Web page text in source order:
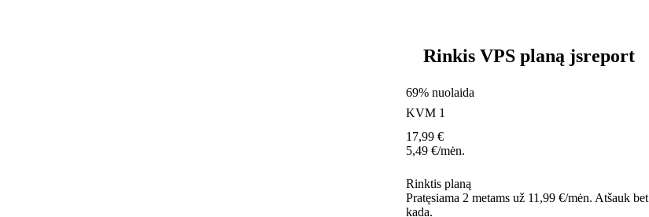
Rinkis VPS planą jsreport
69% nuolaida
KVM 1
17,99 €
5,49 €/mėn.
Rinktis planą
Pratęsiama 2 metams už 11,99 €/mėn. Atšauk bet
kada.